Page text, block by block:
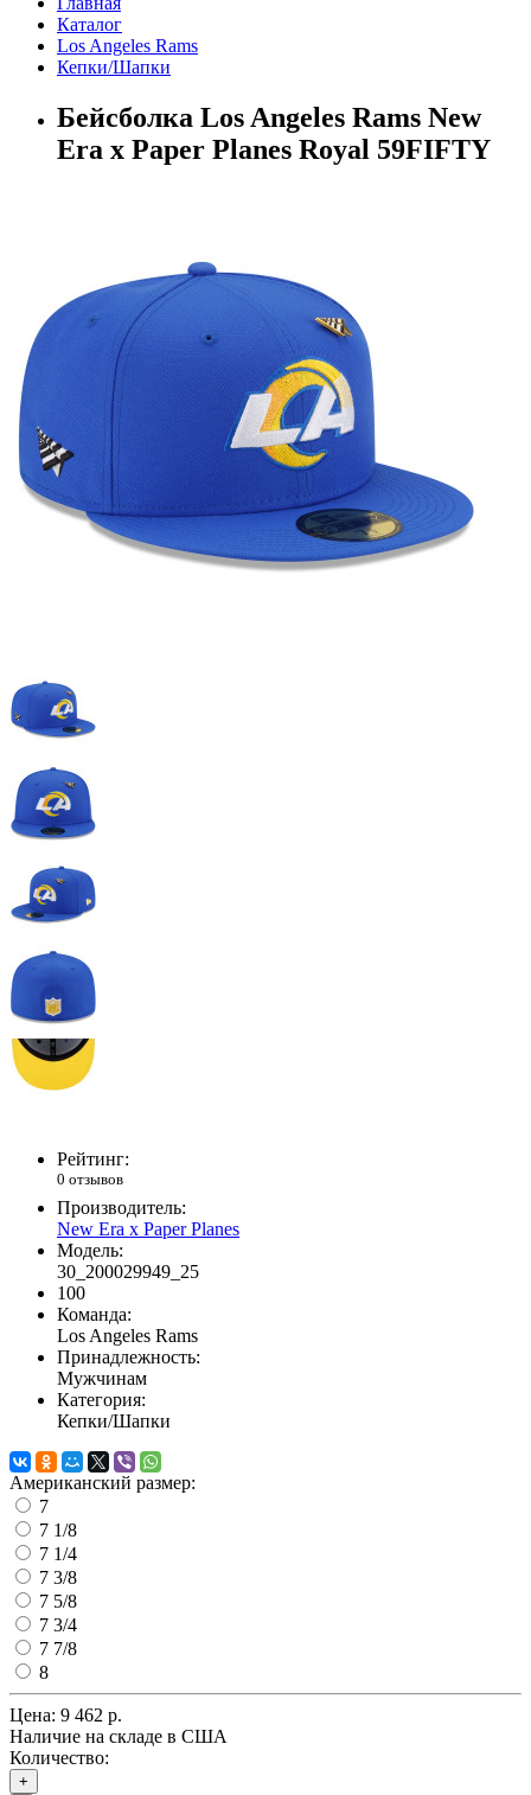
Каталог
Los Angeles Rams
Кепки/Шапки
Бейсболка Los Angeles Rams New
Era x Paper Planes Royal 59FIFTY
Рейтинг:
0 отзывов
Производитель:
New Era x Paper Planes
Модель:
30_200029949_25
100
Команда:
Los Angeles Rams
Принадлежность:
Мужчинам
Категория:
Кепки/Шапки
Американский размер:
7
7 1/8
7 1/4
7 3/8
7 5/8
7 3/4
7 7/8
8
Цена: 9 462 р.
Наличие на складе в США
Количество:
+